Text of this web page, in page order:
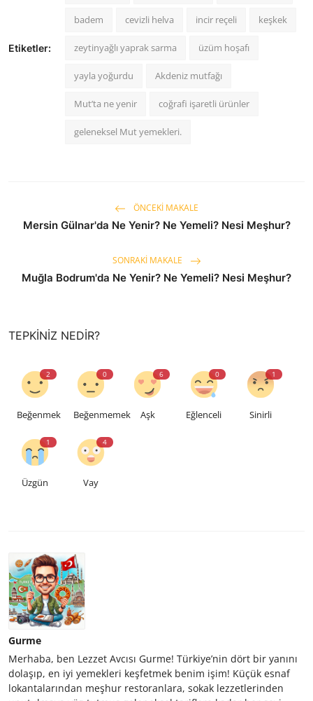
Etiketler:
badem cevizli helva incir reçeli keşkek
zeytinyağlı yaprak sarma üzüm hoşafı
yayla yoğurdu Akdeniz mutfağı
Mut’ta ne yenir coğrafi işaretli ürünler
geleneksel Mut yemekleri.
ÖNCEKI MAKALE
Mersin Gülnar'da Ne Yenir? Ne Yemeli? Nesi Meşhur?
SONRAKI MAKALE
Muğla Bodrum'da Ne Yenir? Ne Yemeli? Nesi Meşhur?
TEPKINIZ NEDIR?
2
Beğenmek
0
Beğenmemek
6
Aşk
0
Eğlenceli
1
Sinirli
1
Üzgün
4
Vay
Gurme
Merhaba, ben Lezzet Avcısı Gurme! Türkiye’nin dört bir yanını
dolaşıp, en iyi yemekleri keşfetmek benim işim! Küçük esnaf
lokantalarından meşhur restoranlara, sokak lezzetlerinden